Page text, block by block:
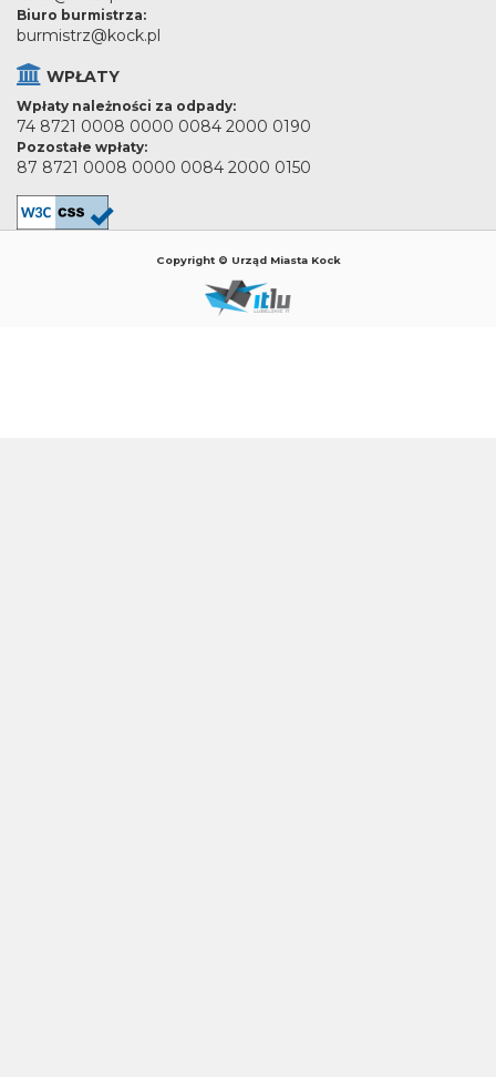
Biuro burmistrza:
burmistrz@kock.pl
WPŁATY
Wpłaty należności za odpady:
74 8721 0008 0000 0084 2000 0190
Pozostałe wpłaty:
87 8721 0008 0000 0084 2000 0150
Copyright © Urząd Miasta Kock